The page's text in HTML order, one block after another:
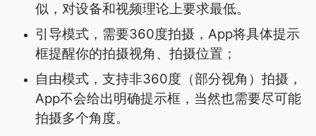
似，对设备和视频理论上要求最低。
引导模式，需要360度拍摄，App将具体提示
框提醒你的拍摄视角、拍摄位置；
自由模式，支持非360度（部分视角）拍摄，
App不会给出明确提示框，当然也需要尽可能
拍摄多个角度。